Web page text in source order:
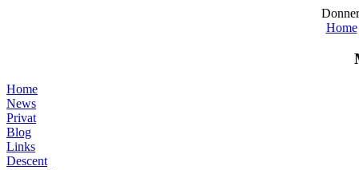
Home
Home
News
Privat
Blog
Links
Descent